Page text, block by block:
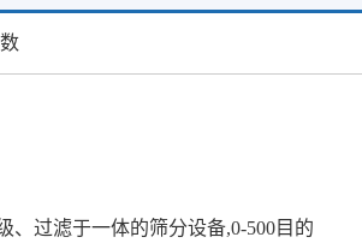
、过滤于一体的筛分设备,0-500目的